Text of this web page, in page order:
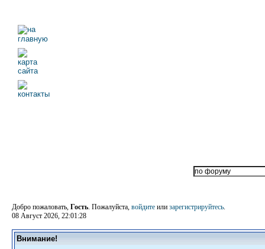
Добро пожаловать, Гость. Пожалуйста, войдите или зарегистрируйтесь.
08 Август 2026, 22:01:28
Внимание!